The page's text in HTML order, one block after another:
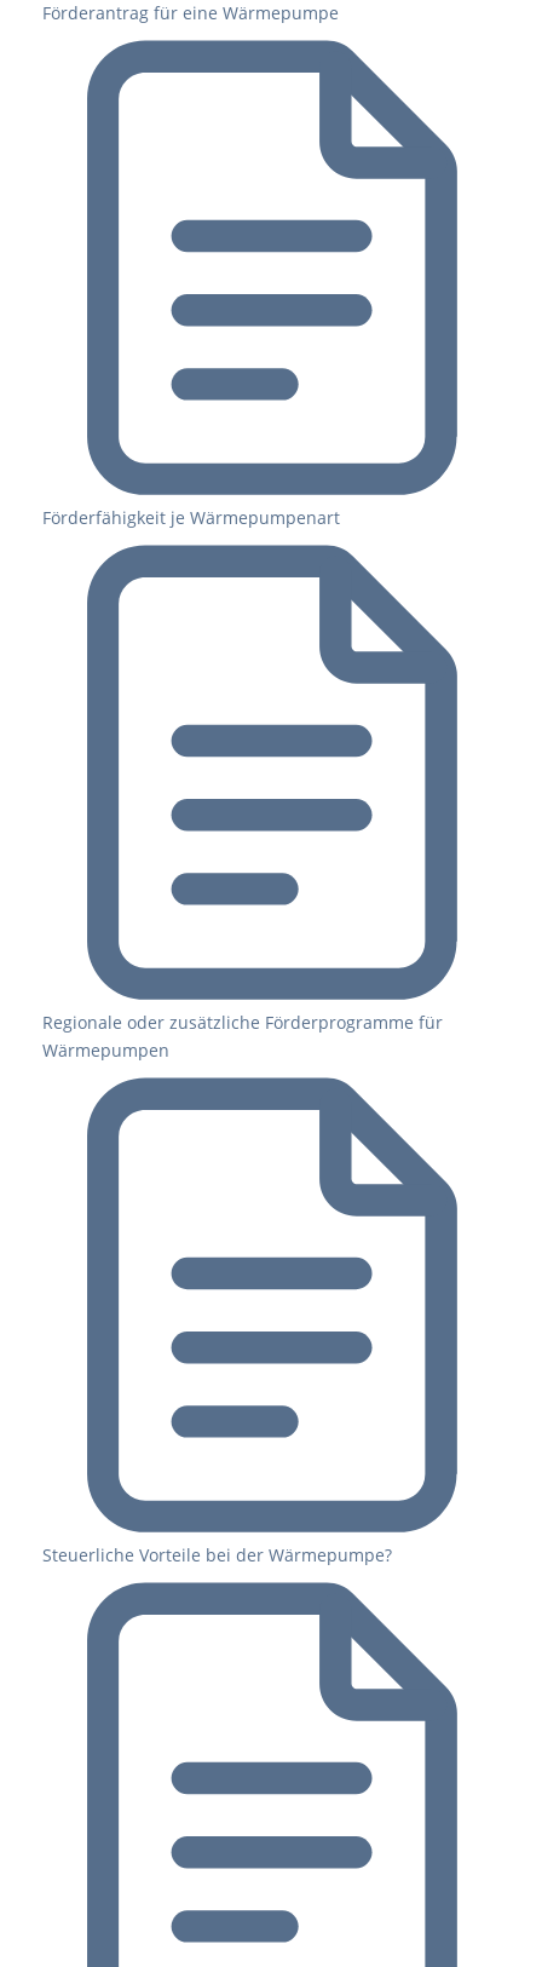
Förderantrag für eine Wärmepumpe
Förderfähigkeit je Wärmepumpenart
Regionale oder zusätzliche Förderprogramme für
Wärmepumpen
Steuerliche Vorteile bei der Wärmepumpe?